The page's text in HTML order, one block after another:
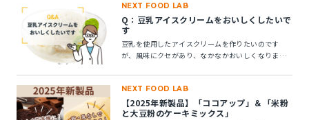
NEXT FOOD LAB
Q：豆乳アイスクリームをおいしくしたいで
す
豆乳を使用したアイスクリームを作りたいのです
が、風味にクセがあり、なかなかおいしくなりませ
NEXT FOOD LAB
【2025年新製品】「ココアップ」＆「米粉
と大豆粉のケーキミックス」